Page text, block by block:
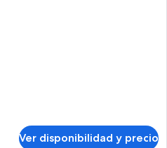
Ver disponibilidad y precio